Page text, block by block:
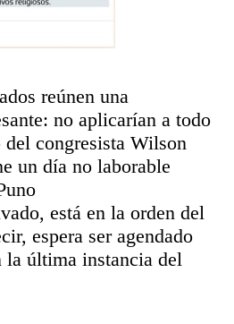
reúnen una
no aplicarían a todo
congresista Wilson
un día no laborable
está en la orden del
espera ser agendado
la última instancia del